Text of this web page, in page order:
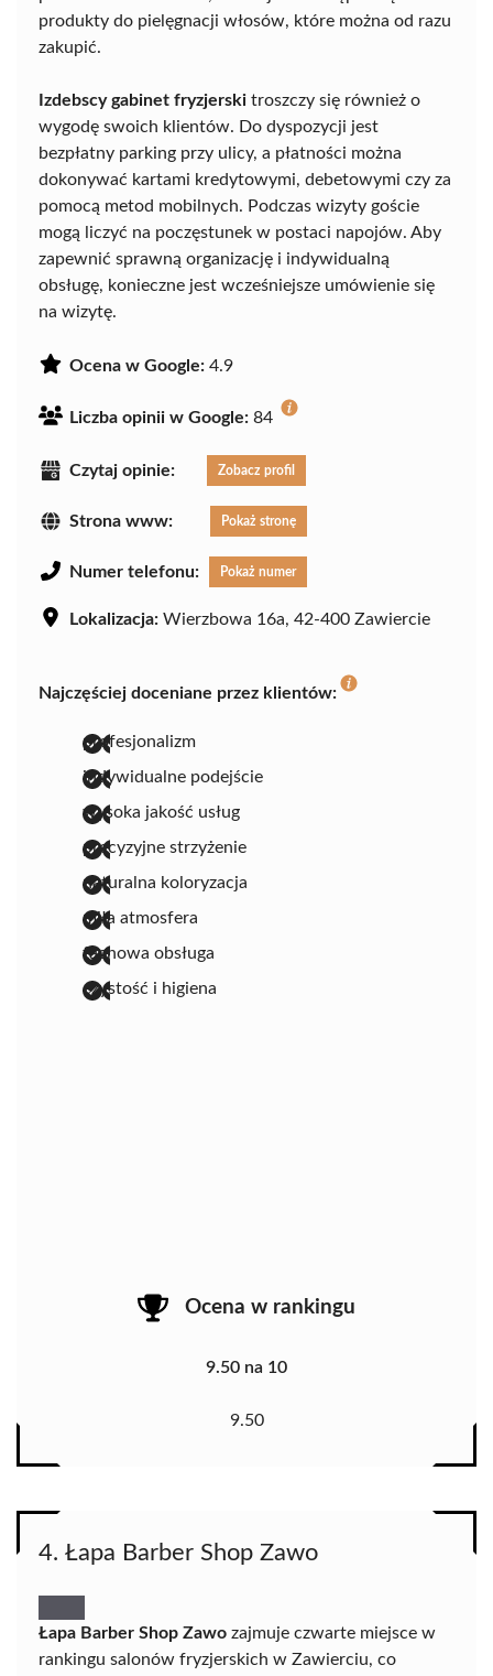
produkty do pielęgnacji włosów, które można od razu
zakupić.
Izdebscy gabinet fryzjerski troszczy się również o
wygodę swoich klientów. Do dyspozycji jest
bezpłatny parking przy ulicy, a płatności można
dokonywać kartami kredytowymi, debetowymi czy za
pomocą metod mobilnych. Podczas wizyty goście
mogą liczyć na poczęstunek w postaci napojów. Aby
zapewnić sprawną organizację i indywidualną
obsługę, konieczne jest wcześniejsze umówienie się
na wizytę.
Ocena w Google: 4.9
Liczba opinii w Google: 84
Czytaj opinie: Zobacz profil
Strona www: Pokaż stronę
Numer telefonu: Pokaż numer
Lokalizacja: Wierzbowa 16a, 42-400 Zawiercie
Najczęściej doceniane przez klientów:
profesjonalizm
indywidualne podejście
wysoka jakość usług
precyzyjne strzyżenie
naturalna koloryzacja
miła atmosfera
fachowa obsługa
czystość i higiena
Ocena w rankingu
9.50 na 10
9.50
4. Łapa Barber Shop Zawo
Łapa Barber Shop Zawo zajmuje czwarte miejsce w
rankingu salonów fryzjerskich w Zawierciu, co